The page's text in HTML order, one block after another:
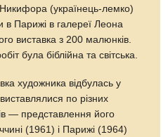
Никифора (українець-лемко)
в Парижі в галереї Леона
виставка з 200 малюнків.
була біблійна та світська.
художника відбулась у
по різних
— представлення його
(1961) і Парижі (1964)